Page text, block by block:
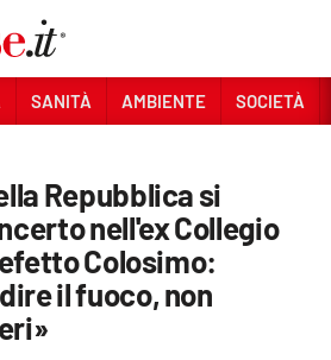
SANITÀ AMBIENTE SOCIETÀ
Repubblica si
nell'ex Collegio
Colosimo:
il fuoco, non